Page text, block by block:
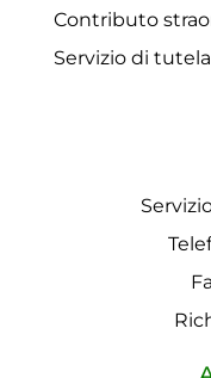
Contributo
Servizio di